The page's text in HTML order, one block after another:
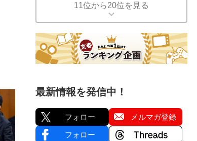
11位から20位を見る
最新情報を発信中！
フォロー メルマガ登録
フォロー